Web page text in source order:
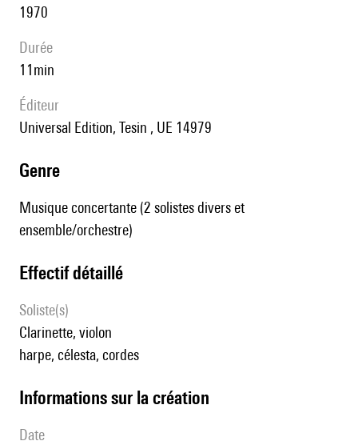
1970
durée
11min
éditeur
Universal Edition, Tesin , UE 14979
genre
Musique concertante (2 solistes divers et
ensemble/orchestre)
effectif détaillé
Soliste(s)
clarinette, violon
harpe, célesta, cordes
informations sur la création
date